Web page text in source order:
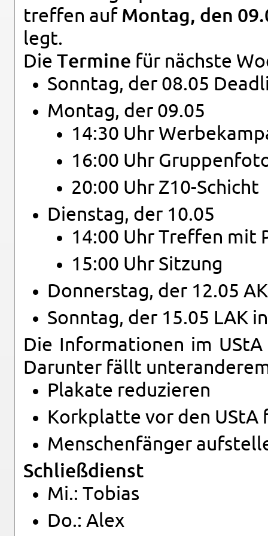
tref­fen auf Mon­tag, den
legt.
Die Ter­mi­ne für nächs­te
Sonn­tag, der 08.05
Mon­tag, der 09.05
14:30 Uhr
16:00 Uhr
20:00 Uhr Z10-Schicht
Diens­tag, der 10.05
14:00 Uhr Tref­fen mit
15:00 Uhr Sit­zung
Don­ners­tag, der 12.05
Sonn­tag, der 15.05 LAK
Die In­for­ma­tio­nen im
Dar­un­ter fällt
Pla­ka­te re­du­zie­ren
Kork­plat­te vor den
Men­schen­fän­ger
Schließ­dienst
Mi.: To­bi­as
Do.: Alex